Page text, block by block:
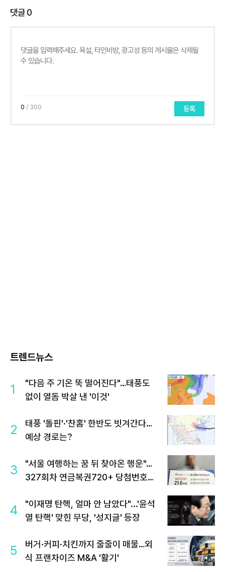
댓글0
0 / 300 등록
트렌드뉴스
1
"다음 주 기온 뚝 떨어진다"…태풍도
없이 열돔 박살 낸 '이것'
2
태풍 '돌핀'·'찬홈' 한반도 빗겨간다…
예상 경로는?
3
"서울 여행하는 꿈 뒤 찾아온 행운"…
327회차 연금복권720+ 당첨번호조
4
"이재명 탄핵, 얼마 안 남았다"...'윤석
열 탄핵' 맞힌 무당, '성지글' 등장
5
버거·커피·치킨까지 줄줄이 매물…외
식 프랜차이즈 M&A '활기'